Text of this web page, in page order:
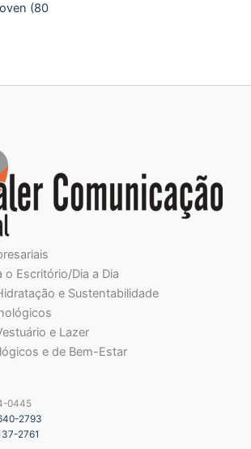
(80
o Escritório/Dia a Dia
e Sustentabilidade
e Lazer
e de Bem-Estar
0445
2793
2761